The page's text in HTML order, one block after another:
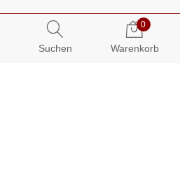
Suchen
0
Warenkorb